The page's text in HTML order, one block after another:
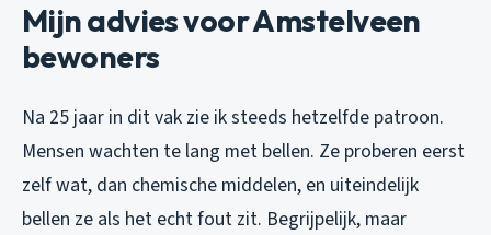
Mijn advies voor Amstelveen
bewoners
Na 25 jaar in dit vak zie ik steeds hetzelfde patroon.
Mensen wachten te lang met bellen. Ze proberen eerst
zelf wat, dan chemische middelen, en uiteindelijk
bellen ze als het echt fout zit. Begrijpelijk, maar